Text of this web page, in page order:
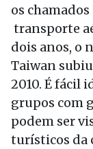
os
transporte
dois anos, o
Taiwan
2010. É fácil
grupos com
podem ser
turísticos da